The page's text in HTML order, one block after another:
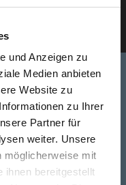
und Anzeigen zu
Medien anbieten
Website zu
zu Ihrer
Partner für
weiter. Unsere
möglicherweise mit
ihnen bereitgestellt
Fr: 07:30 - 13:00 Uhr)